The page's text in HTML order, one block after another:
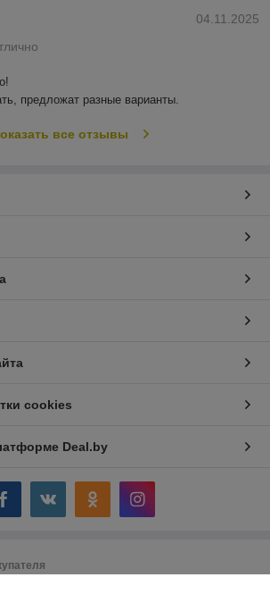
04.11.2025
предложат разные варианты.
все отзывы
cookies
Deal.by